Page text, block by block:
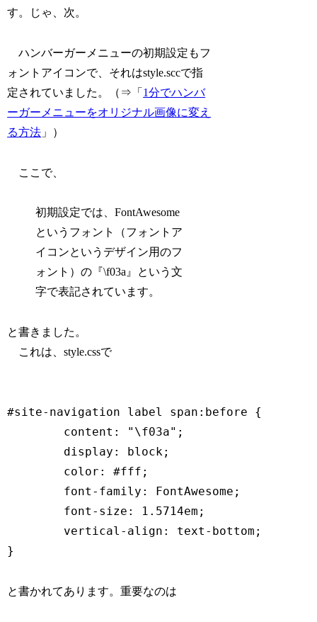
す。じゃ、次。
ハンバーガーメニューの初期設定もフ
ォントアイコンで、それはstyle.sccで指
定されていました。（⇒「 1分でハンバ
ーガーメニューをオリジナル画像に変え
る方法 」）
ここで、
初期設定では、FontAwesome
というフォント（フォントア
イコンというデザイン用のフ
ォント）の『\f03a』という文
字で表記されています。
と書きました。
これは、style.cssで
#site-navigation label span:before {
と書かれてあります。重要なのは